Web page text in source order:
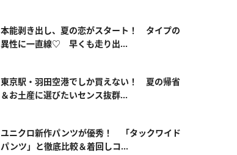
本能剥き出し、夏の恋がスタート！ タイプの
異性に一直線♡ 早くも走り出...
東京駅・羽田空港でしか買えない！ 夏の帰省
＆お土産に選びたいセンス抜群...
ユニクロ新作パンツが優秀！ 「タックワイド
パンツ」と徹底比較＆着回しコ...